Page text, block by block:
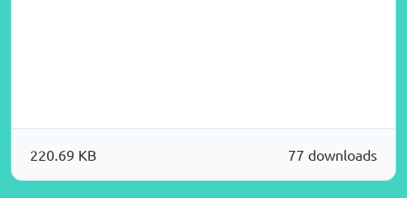
77 downloads
220.69 KB